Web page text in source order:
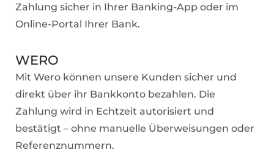
Zahlung sicher in Ihrer Banking-App oder im
Online-Portal Ihrer Bank.
WERO
Mit Wero können unsere Kunden sicher und
direkt über ihr Bankkonto bezahlen. Die
Zahlung wird in Echtzeit autorisiert und
bestätigt – ohne manuelle Überweisungen oder
Referenznummern.